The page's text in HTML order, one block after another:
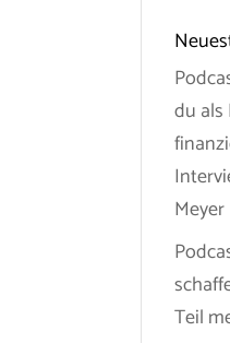
du
Meyer
Teil